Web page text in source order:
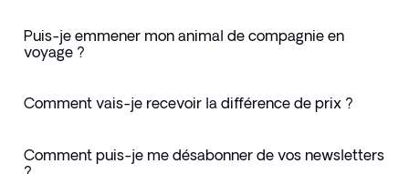
Puis-je emmener mon animal de compagnie en
voyage ?
Comment vais-je recevoir la différence de prix ?
Comment puis-je me désabonner de vos newsletters